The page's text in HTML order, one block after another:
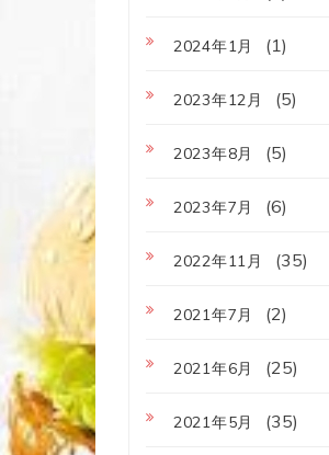
2024年1月 (1)
2023年12月 (5)
2023年8月 (5)
2023年7月 (6)
2022年11月 (35)
2021年7月 (2)
2021年6月 (25)
2021年5月 (35)